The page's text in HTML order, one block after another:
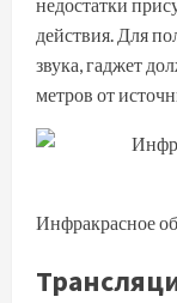
действия. Для
звука, гаджет
метров от
Инфракрасное